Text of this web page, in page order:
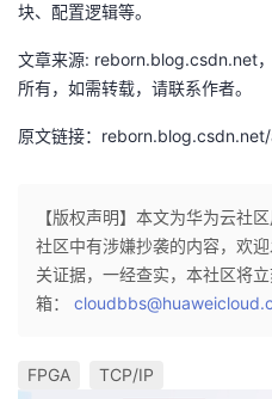
块、配置逻辑等。
文章来源: reborn.blog.csdn.net
所有，如需转载，请联系作者。
原文链接：
【版权声明】本文为华为云社
社区中有涉嫌抄袭的内容，欢
关证据，一经查实，本社区将
箱：
FPGA TCP/IP